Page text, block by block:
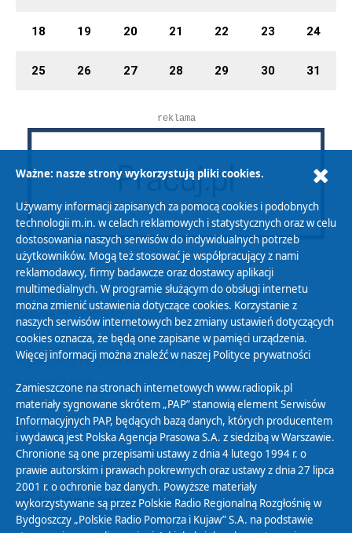
18 19 20 21 22 23 24
25 26 27 28 29 30 31
reklama
Polityka Prywatności
Zasady korzystania z Serwisu
Organizacje Pożytku Publicznego
Cyfryzacja DAB+
Polityka ochrony danych osobowych
Abonament
Zamówienia publiczne
Biuletyn Informacji Publicznej
Ważne: nasze strony wykorzystują pliki cookies.
Używamy informacji zapisanych za pomocą cookies i podobnych
technologii m.in. w celach reklamowych i statystycznych oraz w celu
dostosowania naszych serwisów do indywidualnych potrzeb
użytkowników. Mogą też stosować je współpracujący z nami
reklamodawcy, firmy badawcze oraz dostawcy aplikacji
multimedialnych. W programie służącym do obsługi internetu
można zmienić ustawienia dotyczące cookies. Korzystanie z
naszych serwisów internetowych bez zmiany ustawień dotyczących
cookies oznacza, że będą one zapisane w pamięci urządzenia.
Więcej informacji można znaleźć w naszej Polityce prywatności
Zamieszczone na stronach internetowych www.radiopik.pl
materiały sygnowane skrótem „PAP” stanowią element Serwisów
Informacyjnych PAP, będących bazą danych, których producentem
i wydawcą jest Polska Agencja Prasowa S.A. z siedzibą w Warszawie.
Chronione są one przepisami ustawy z dnia 4 lutego 1994 r. o
prawie autorskim i prawach pokrewnych oraz ustawy z dnia 27 lipca
2001 r. o ochronie baz danych. Powyższe materiały
wykorzystywane są przez Polskie Radio Regionalną Rozgłośnię w
Bydgoszczy „Polskie Radio Pomorza i Kujaw” S.A. na podstawie